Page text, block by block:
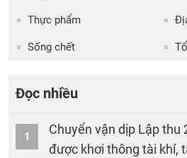
Thực phẩm
Sống chết
Đọc nhiều
1
Chuyển vận dịp Lập thu
được khơi thông tài khí,